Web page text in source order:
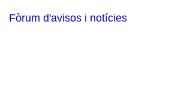
Fòrum d'avisos i notícies